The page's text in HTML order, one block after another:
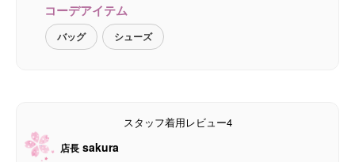
コーデアイテム
バッグ シューズ
スタッフ着用レビュー4
店長 sakura